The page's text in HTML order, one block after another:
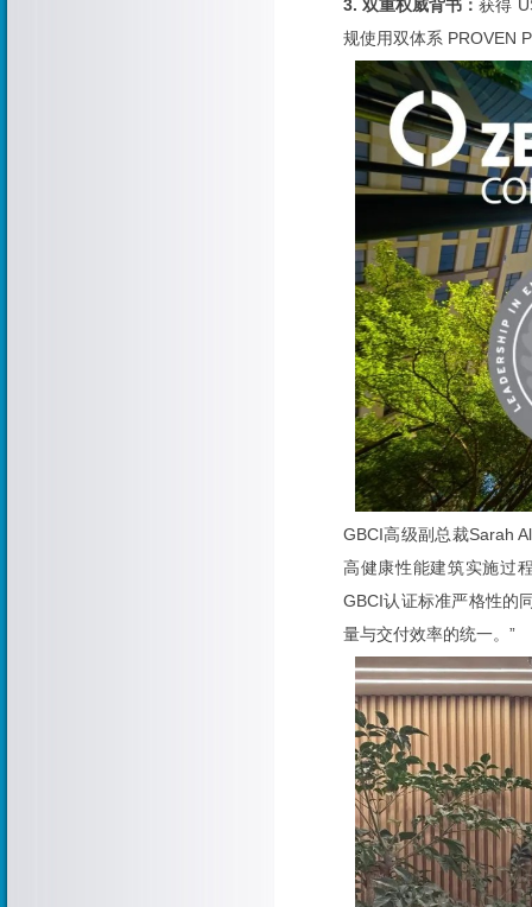
3. 双重权威背书：获得
规使用双体系 PROVEN
GBCI高级副总裁Sarah
高健康性能建筑实施过
GBCI认证标准严格性的
量与交付效率的统一。”